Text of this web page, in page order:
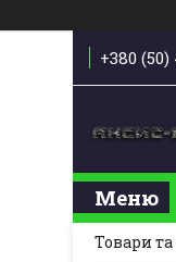
+380
Товари